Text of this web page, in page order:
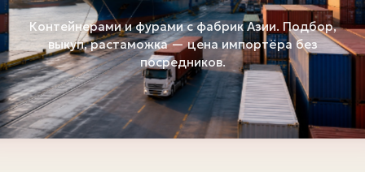
Контейнерами и фурами с фабрик Азии. Подбор,
выкуп, растаможка — цена импортёра без
посредников.